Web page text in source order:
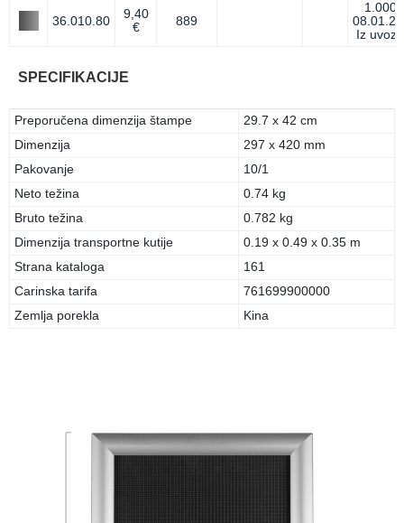
36.010.80
9,40
€
889
1.000
Iz uvoza
SPECIFIKACIJE
Preporučena dimenzija štampe
29.7 x 42 cm
Dimenzija
297 x 420 mm
Pakovanje
10/1
Neto težina
0.74 kg
Bruto težina
0.782 kg
Dimenzija transportne kutije
0.19 x 0.49 x 0.35 m
Strana kataloga
161
Carinska tarifa
761699900000
Zemlja porekla
Kina